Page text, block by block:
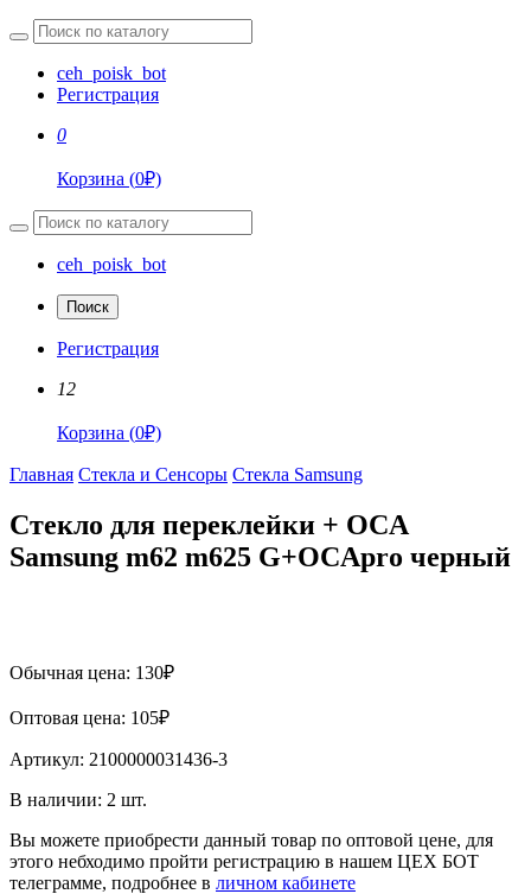
ceh_poisk_bot
Регистрация
0
Корзина (0₽)
ceh_poisk_bot
Поиск
Регистрация
12
Корзина (0₽)
Главная Стекла и Сенсоры Стекла Samsung
Стекло для переклейки + OCA
Samsung m62 m625 G+OCApro черный
Обычная цена: 130₽
Оптовая цена: 105₽
Артикул: 2100000031436-3
В наличии: 2 шт.
Вы можете приобрести данный товар по оптовой цене, для
этого небходимо пройти регистрацию в нашем ЦЕХ БОТ
телеграмме, подробнее в личном кабинете